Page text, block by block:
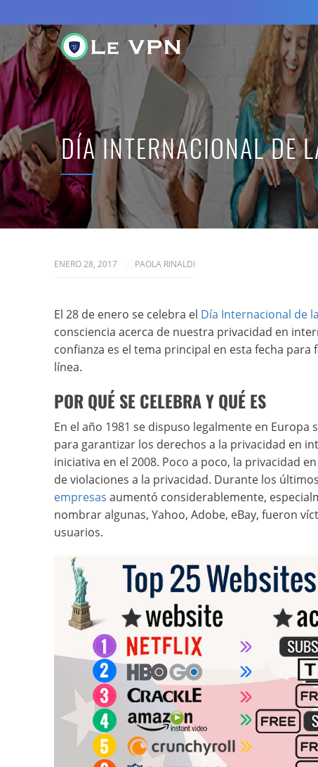
DÍA INTERNACIONAL DE
ENERO 28, 2017 PAOLA RINALDI
El 28 de enero se celebra el Día Internacional de
consciencia acerca de nuestra privacidad en
confianza es el tema principal en esta fecha
línea.
POR QUÉ SE CELEBRA Y QUÉ ES
En el año 1981 se dispuso legalmente en
para garantizar los derechos a la privacidad en
iniciativa en el 2008. Poco a poco, la privacidad
de violaciones a la privacidad. Durante los
empresas aumentó considerablemente,
nombrar algunas, Yahoo, Adobe, eBay, fueron
usuarios.